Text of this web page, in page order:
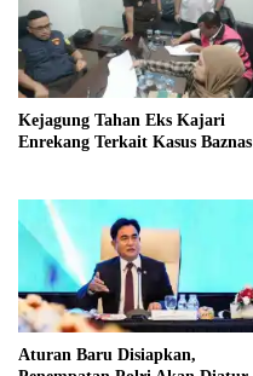
Kejagung Tahan Eks Kajari
Enrekang Terkait Kasus Baznas
Aturan Baru Disiapkan,